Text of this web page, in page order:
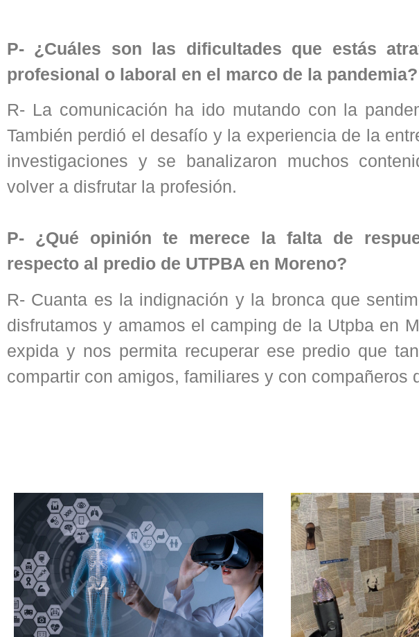
P- ¿Cuáles son las dificultades que estás
profesional o laboral en el marco de la pandemia?
R- La comunicación ha ido mutando con la
También perdió el desafío y la experiencia de la
investigaciones y se banalizaron muchos
volver a disfrutar la profesión.
P- ¿Qué opinión te merece la falta de
respecto al predio de UTPBA en Moreno?
R- Cuanta es la indignación y la bronca que
disfrutamos y amamos el camping de la Utpba en
expida y nos permita recuperar ese predio que
compartir con amigos, familiares y con compañeros